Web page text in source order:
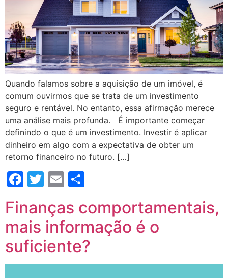
Quando falamos sobre a aquisição de um imóvel, é
comum ouvirmos que se trata de um investimento
seguro e rentável. No entanto, essa afirmação merece
uma análise mais profunda. É importante começar
definindo o que é um investimento. Investir é aplicar
dinheiro em algo com a expectativa de obter um
retorno financeiro no futuro. […]
Facebook
Twitter
Email
Finanças comportamentais,
mais informação é o
suficiente?